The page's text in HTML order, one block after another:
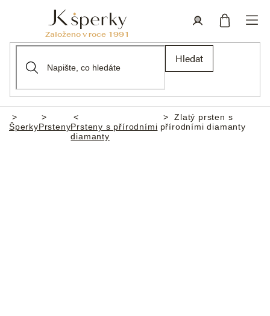
Hledat
Domů
ŠperkyPrstenyPrsteny s přírodními
diamanty
Zlatý prsten s
přírodními diamanty